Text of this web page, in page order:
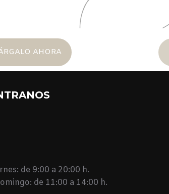
AHORA
de 9:00 a 20:00 h.
de 11:00 a 14:00 h.